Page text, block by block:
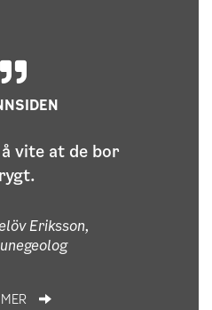
vite at de bor
Eriksson,